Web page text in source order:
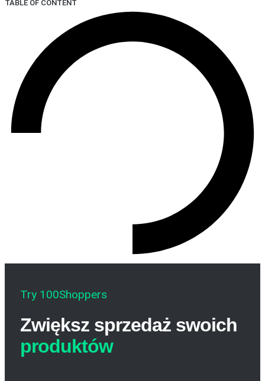
TABLE OF CONTENT
Try 100Shoppers
Zwiększ sprzedaż swoich
produktów